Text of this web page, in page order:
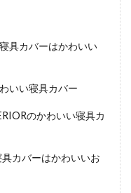
宅でも使われる機会が多い
具カバーはかわいい
いい寝具カバー
のかわいい寝具カ
カバーはかわいいお